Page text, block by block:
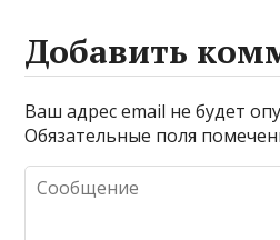
Добавить
Ваш адрес email не будет
Обязательные поля